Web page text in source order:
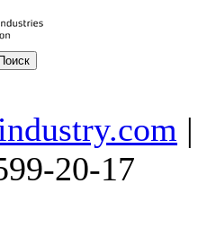
|
20-17